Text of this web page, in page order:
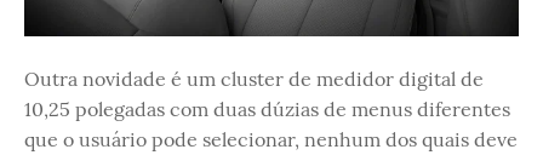
Outra novidade é um cluster de medidor digital de
10,25 polegadas com duas dúzias de menus diferentes
que o usuário pode selecionar, nenhum dos quais deve